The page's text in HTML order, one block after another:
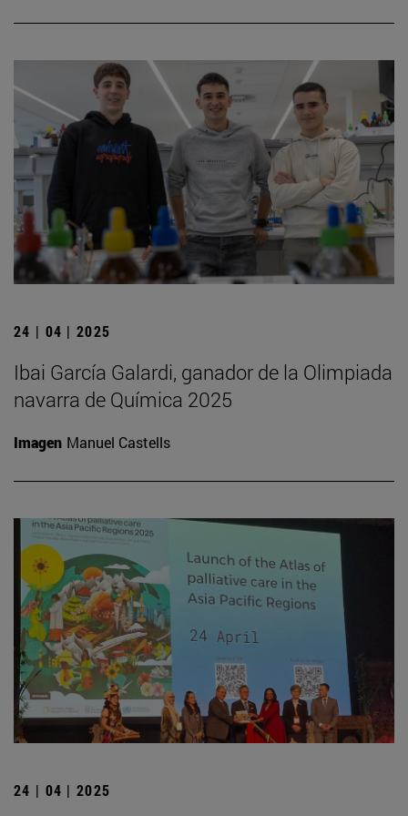
24 | 04 | 2025
Ibai García Galardi, ganador de la Olimpiada
navarra de Química 2025
Imagen Manuel Castells
24 | 04 | 2025